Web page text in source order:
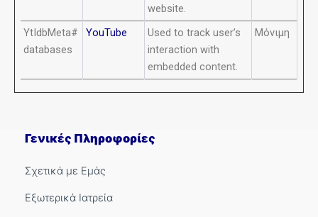
website.
YtIdbMeta#
databases
YouTube
Used to track user’s
interaction with
embedded content.
Μόνιμη
Γενικές Πληροφορίες
Σχετικά με Εμάς
Εξωτερικά Ιατρεία